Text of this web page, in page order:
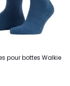
pour bottes Walkie